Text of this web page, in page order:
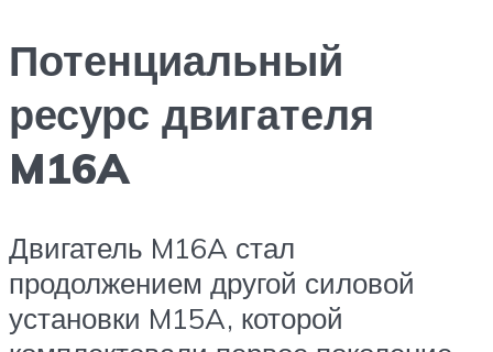
Потенциальный
ресурс двигателя
M16A
Двигатель M16A стал
продолжением другой силовой
установки M15A, которой